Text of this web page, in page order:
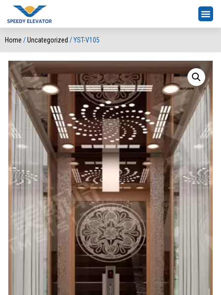
Home /Uncategorized / YST-V105